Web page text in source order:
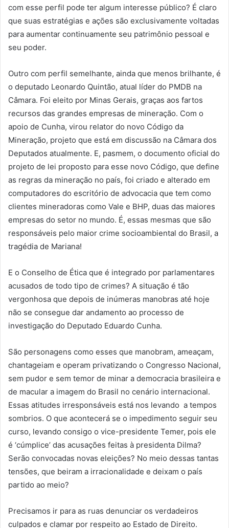
com esse perfil pode ter algum interesse público? É claro
que suas estratégias e ações são exclusivamente voltadas
para aumentar continuamente seu patrimônio pessoal e
seu poder.
Outro com perfil semelhante, ainda que menos brilhante, é
o deputado Leonardo Quintão, atual líder do PMDB na
Câmara. Foi eleito por Minas Gerais, graças aos fartos
recursos das grandes empresas de mineração. Com o
apoio de Cunha, virou relator do novo Código da
Mineração, projeto que está em discussão na Câmara dos
Deputados atualmente. E, pasmem, o documento oficial do
projeto de lei proposto para esse novo Código, que define
as regras da mineração no país, foi criado e alterado em
computadores do escritório de advocacia que tem como
clientes mineradoras como Vale e BHP, duas das maiores
empresas do setor no mundo. É, essas mesmas que são
responsáveis pelo maior crime socioambiental do Brasil, a
tragédia de Mariana!
E o Conselho de Ética que é integrado por parlamentares
acusados de todo tipo de crimes? A situação é tão
vergonhosa que depois de inúmeras manobras até hoje
não se consegue dar andamento ao processo de
investigação do Deputado Eduardo Cunha.
São personagens como esses que manobram, ameaçam,
chantageiam e operam privatizando o Congresso Nacional,
sem pudor e sem temor de minar a democracia brasileira e
de macular a imagem do Brasil no cenário internacional.
Essas atitudes irresponsáveis está nos levando a tempos
sombrios. O que acontecerá se o impedimento seguir seu
curso, levando consigo o vice-presidente Temer, pois ele
é ‘cúmplice’ das acusações feitas à presidenta Dilma?
Serão convocadas novas eleições? No meio dessas tantas
tensões, que beiram a irracionalidade e deixam o país
partido ao meio?
Precisamos ir para as ruas denunciar os verdadeiros
culpados e clamar por respeito ao Estado de Direito.